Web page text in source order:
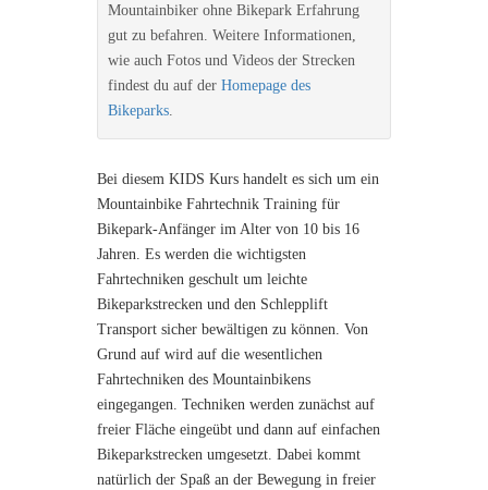
Mountainbiker ohne Bikepark Erfahrung
gut zu befahren. Weitere Informationen,
wie auch Fotos und Videos der Strecken
findest du auf der Homepage des
Bikeparks.
Bei diesem KIDS Kurs handelt es sich um ein
Mountainbike Fahrtechnik Training für
Bikepark-Anfänger im Alter von 10 bis 16
Jahren. Es werden die wichtigsten
Fahrtechniken geschult um leichte
Bikeparkstrecken und den Schlepplift
Transport sicher bewältigen zu können. Von
Grund auf wird auf die wesentlichen
Fahrtechniken des Mountainbikens
eingegangen. Techniken werden zunächst auf
freier Fläche eingeübt und dann auf einfachen
Bikeparkstrecken umgesetzt. Dabei kommt
natürlich der Spaß an der Bewegung in freier